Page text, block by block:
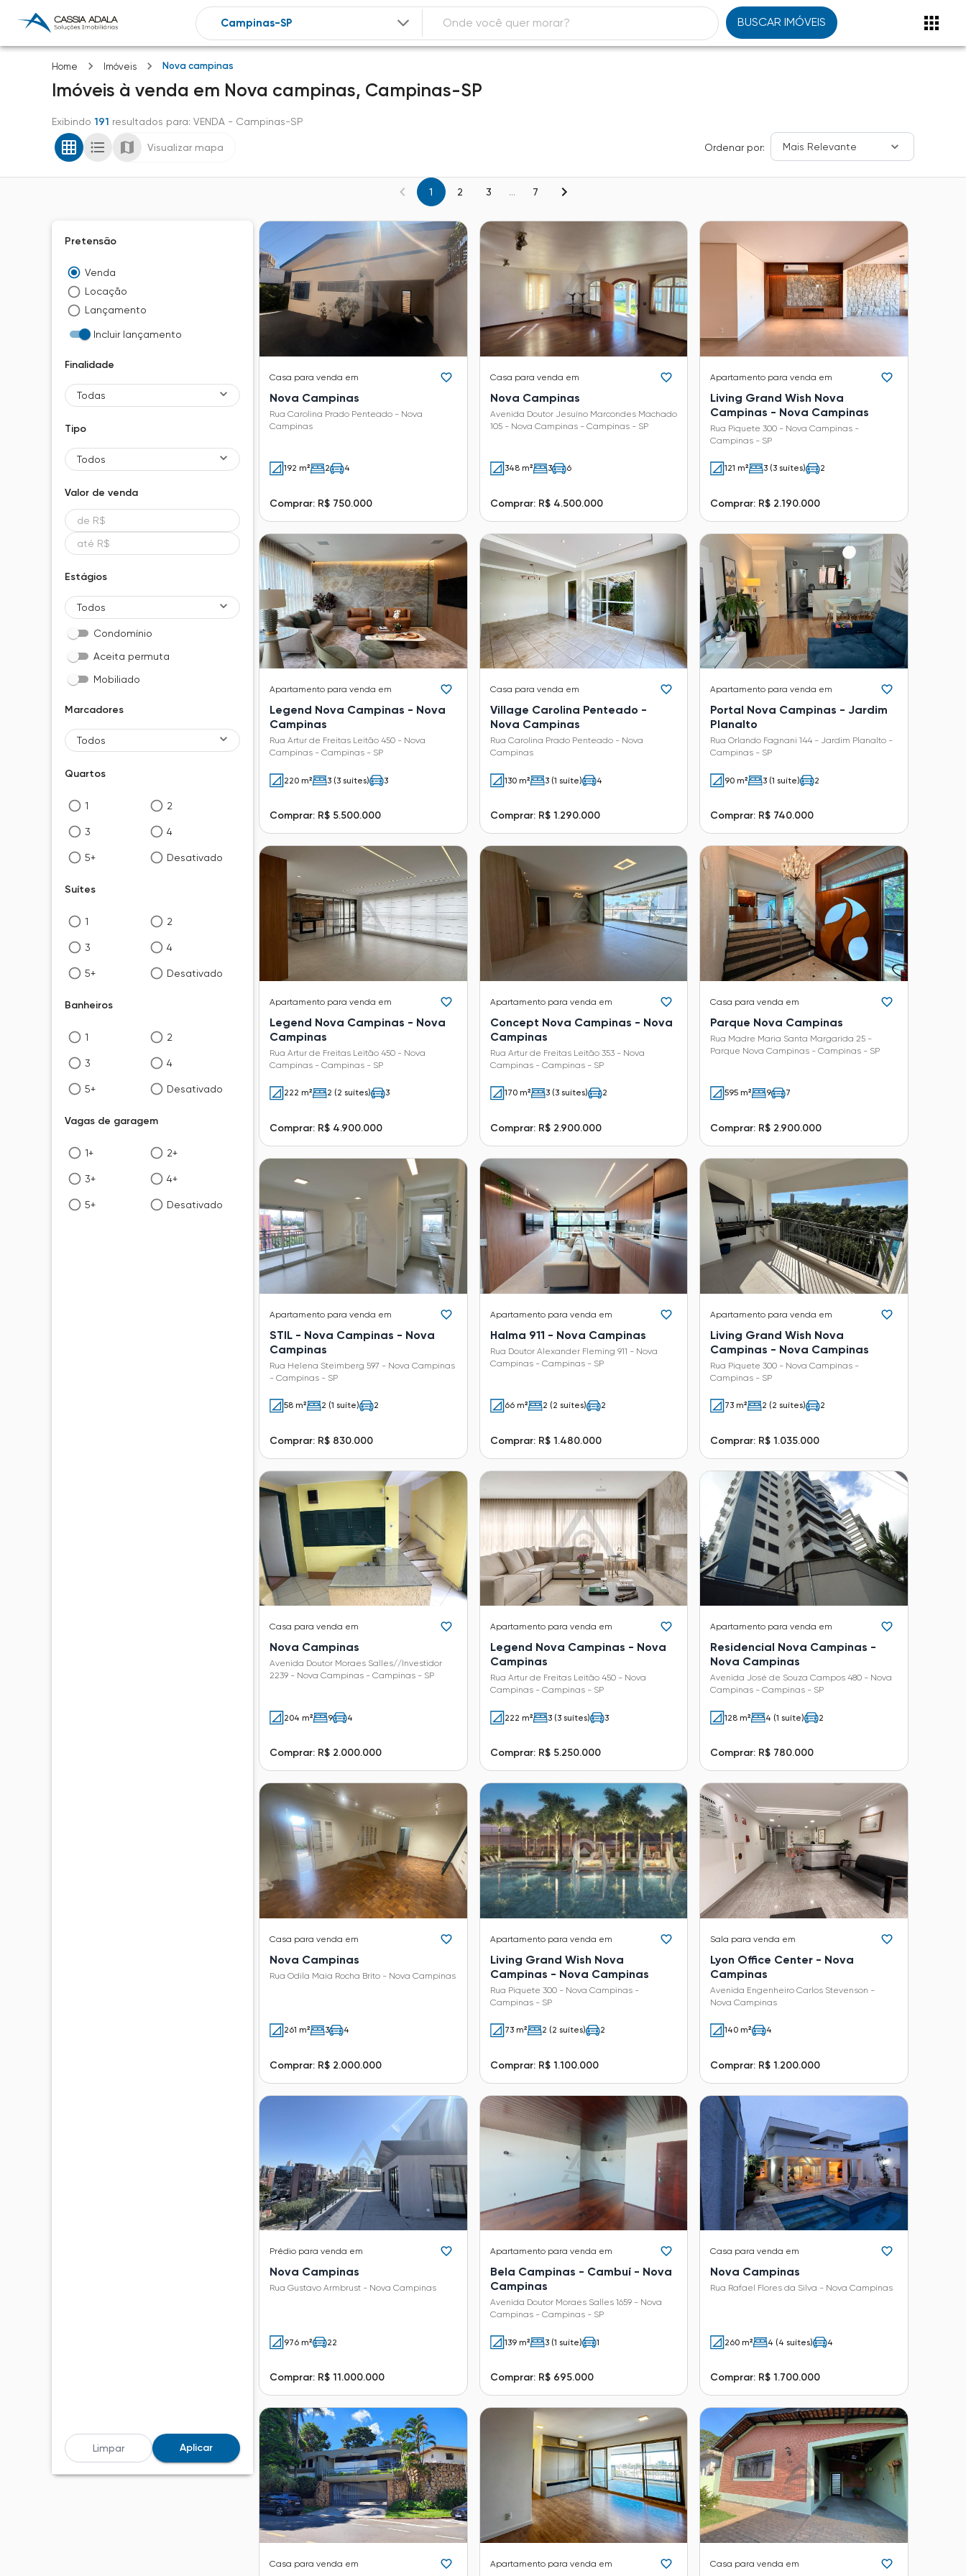
BUSCAR IMÓVEIS
Home Imóveis Nova campinas
Imóveis à venda em Nova campinas, Campinas-SP
Exibindo 191 resultados para: VENDA - Campinas-SP
Visualizar mapa Ordenar por: Mais Relevante
1 2 3 ... 7
Pretensão
Venda
Locação
Lançamento
Incluir lançamento
Finalidade
Todas
Tipo
Todos
Valor de venda
Estágios
Todos
Condomínio
Aceita permuta
Mobiliado
Marcadores
Todos
Quartos
1 2
3 4
5+ Desativado
Suítes
1 2
3 4
5+ Desativado
Banheiros
1 2
3 4
5+ Desativado
Vagas de garagem
1+ 2+
3+ 4+
5+ Desativado
Limpar Aplicar
Casa para venda em
Nova Campinas
Rua Carolina Prado Penteado - Nova
Campinas
192 m² 2 4
Comprar: R$ 750.000
Casa para venda em
Nova Campinas
Avenida Doutor Jesuíno Marcondes Machado
105 - Nova Campinas - Campinas - SP
348 m² 3 6
Comprar: R$ 4.500.000
Apartamento para venda em
Living Grand Wish Nova
Campinas - Nova Campinas
Rua Piquete 300 - Nova Campinas -
Campinas - SP
121 m² 3 (3 suítes) 2
Comprar: R$ 2.190.000
Apartamento para venda em
Legend Nova Campinas - Nova
Campinas
Rua Artur de Freitas Leitão 450 - Nova
Campinas - Campinas - SP
220 m² 3 (3 suítes) 3
Comprar: R$ 5.500.000
Casa para venda em
Village Carolina Penteado -
Nova Campinas
Rua Carolina Prado Penteado - Nova
Campinas
130 m² 3 (1 suíte) 4
Comprar: R$ 1.290.000
Apartamento para venda em
Portal Nova Campinas - Jardim
Planalto
Rua Orlando Fagnani 144 - Jardim Planalto -
Campinas - SP
90 m² 3 (1 suíte) 2
Comprar: R$ 740.000
Apartamento para venda em
Legend Nova Campinas - Nova
Campinas
Rua Artur de Freitas Leitão 450 - Nova
Campinas - Campinas - SP
222 m² 2 (2 suítes) 3
Comprar: R$ 4.900.000
Apartamento para venda em
Concept Nova Campinas - Nova
Campinas
Rua Artur de Freitas Leitão 353 - Nova
Campinas - Campinas - SP
170 m² 3 (3 suítes) 2
Comprar: R$ 2.900.000
Casa para venda em
Parque Nova Campinas
Rua Madre Maria Santa Margarida 25 -
Parque Nova Campinas - Campinas - SP
595 m² 9 7
Comprar: R$ 2.900.000
Apartamento para venda em
STIL - Nova Campinas - Nova
Campinas
Rua Helena Steimberg 597 - Nova Campinas
- Campinas - SP
58 m² 2 (1 suíte) 2
Comprar: R$ 830.000
Apartamento para venda em
Halma 911 - Nova Campinas
Rua Doutor Alexander Fleming 911 - Nova
Campinas - Campinas - SP
66 m² 2 (2 suítes) 2
Comprar: R$ 1.480.000
Apartamento para venda em
Living Grand Wish Nova
Campinas - Nova Campinas
Rua Piquete 300 - Nova Campinas -
Campinas - SP
73 m² 2 (2 suítes) 2
Comprar: R$ 1.035.000
Casa para venda em
Nova Campinas
Avenida Doutor Moraes Salles//Investidor
2239 - Nova Campinas - Campinas - SP
204 m² 9 4
Comprar: R$ 2.000.000
Apartamento para venda em
Legend Nova Campinas - Nova
Campinas
Rua Artur de Freitas Leitão 450 - Nova
Campinas - Campinas - SP
222 m² 3 (3 suítes) 3
Comprar: R$ 5.250.000
Apartamento para venda em
Residencial Nova Campinas -
Nova Campinas
Avenida José de Souza Campos 480 - Nova
Campinas - Campinas - SP
128 m² 4 (1 suíte) 2
Comprar: R$ 780.000
Casa para venda em
Nova Campinas
Rua Odila Maia Rocha Brito - Nova Campinas
261 m² 3 4
Comprar: R$ 2.000.000
Apartamento para venda em
Living Grand Wish Nova
Campinas - Nova Campinas
Rua Piquete 300 - Nova Campinas -
Campinas - SP
73 m² 2 (2 suítes) 2
Comprar: R$ 1.100.000
Sala para venda em
Lyon Office Center - Nova
Campinas
Avenida Engenheiro Carlos Stevenson -
Nova Campinas
140 m² 4
Comprar: R$ 1.200.000
Prédio para venda em
Nova Campinas
Rua Gustavo Armbrust - Nova Campinas
976 m² 22
Comprar: R$ 11.000.000
Apartamento para venda em
Bela Campinas - Cambuí - Nova
Campinas
Avenida Doutor Moraes Salles 1659 - Nova
Campinas - Campinas - SP
139 m² 3 (1 suíte) 1
Comprar: R$ 695.000
Casa para venda em
Nova Campinas
Rua Rafael Flores da Silva - Nova Campinas
260 m² 4 (4 suítes) 4
Comprar: R$ 1.700.000
Casa para venda em Apartamento para venda em Casa para venda em